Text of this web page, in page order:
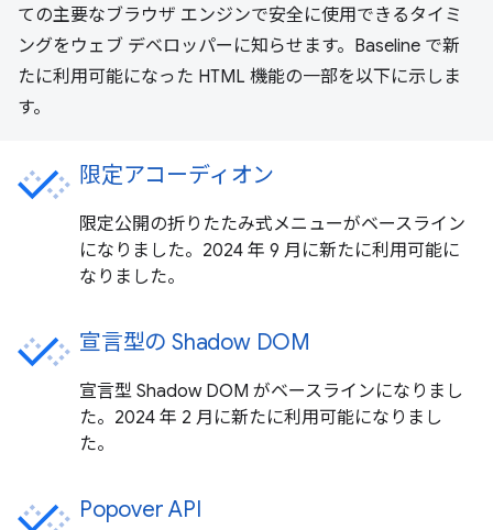
ての主要なブラウザ エンジンで安全に使用できるタイミ
ングをウェブ デベロッパーに知らせます。Baseline で新
たに利用可能になった HTML 機能の一部を以下に示しま
す。
限定アコーディオン
限定公開の折りたたみ式メニューがベースライン
になりました。2024 年 9 月に新たに利用可能に
なりました。
宣言型の Shadow DOM
宣言型 Shadow DOM がベースラインになりまし
た。2024 年 2 月に新たに利用可能になりまし
た。
Popover API